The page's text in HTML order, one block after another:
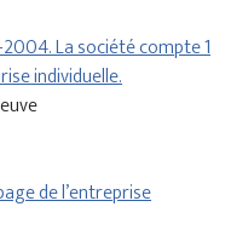
La société compte 1
individuelle.
de l’entreprise